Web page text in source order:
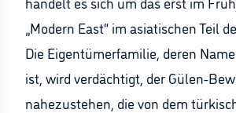
„Modern East“ im asiatischen Teil
Die Eigentümerfamilie, deren
ist, wird verdächtigt, der Gülen-
nahezustehen, die von dem